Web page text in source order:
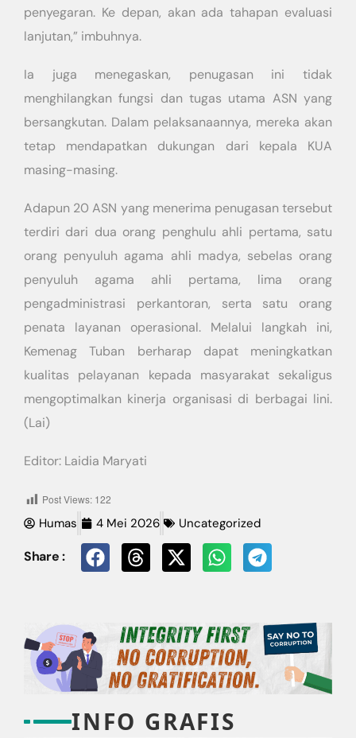
penyegaran. Ke depan, akan ada tahapan evaluasi
lanjutan,” imbuhnya.
Ia juga menegaskan, penugasan ini tidak
menghilangkan fungsi dan tugas utama ASN yang
bersangkutan. Dalam pelaksanaannya, mereka akan
tetap mendapatkan dukungan dari kepala KUA
masing-masing.
Adapun 20 ASN yang menerima penugasan tersebut
terdiri dari dua orang penghulu ahli pertama, satu
orang penyuluh agama ahli madya, sebelas orang
penyuluh agama ahli pertama, lima orang
pengadministrasi perkantoran, serta satu orang
penata layanan operasional. Melalui langkah ini,
Kemenag Tuban berharap dapat meningkatkan
kualitas pelayanan kepada masyarakat sekaligus
mengoptimalkan kinerja organisasi di berbagai lini.
(Lai)
Editor: Laidia Maryati
Post Views: 122
Humas 4 Mei 2026 Uncategorized
Share :
INFO GRAFIS